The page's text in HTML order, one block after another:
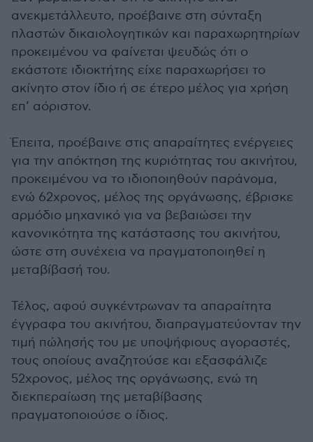
ανεκμετάλλευτο, προέβαινε στη σύνταξη
πλαστών δικαιολογητικών και παραχωρητηρίων
προκειμένου να φαίνεται ψευδώς ότι ο
εκάστοτε ιδιοκτήτης είχε παραχωρήσει το
ακίνητο στον ίδιο ή σε έτερο μέλος για χρήση
επ’ αόριστον.
Έπειτα, προέβαινε στις απαραίτητες ενέργειες
για την απόκτηση της κυριότητας του ακινήτου,
προκειμένου να το ιδιοποιηθούν παράνομα,
ενώ 62χρονος, μέλος της οργάνωσης, έβρισκε
αρμόδιο μηχανικό για να βεβαιώσει την
κανονικότητα της κατάστασης του ακινήτου,
ώστε στη συνέχεια να πραγματοποιηθεί η
μεταβίβασή του.
Τέλος, αφού συγκέντρωναν τα απαραίτητα
έγγραφα του ακινήτου, διαπραγματεύονταν την
τιμή πώλησής του με υποψήφιους αγοραστές,
τους οποίους αναζητούσε και εξασφάλιζε
52χρονος, μέλος της οργάνωσης, ενώ τη
διεκπεραίωση της μεταβίβασης
πραγματοποιούσε ο ίδιος.